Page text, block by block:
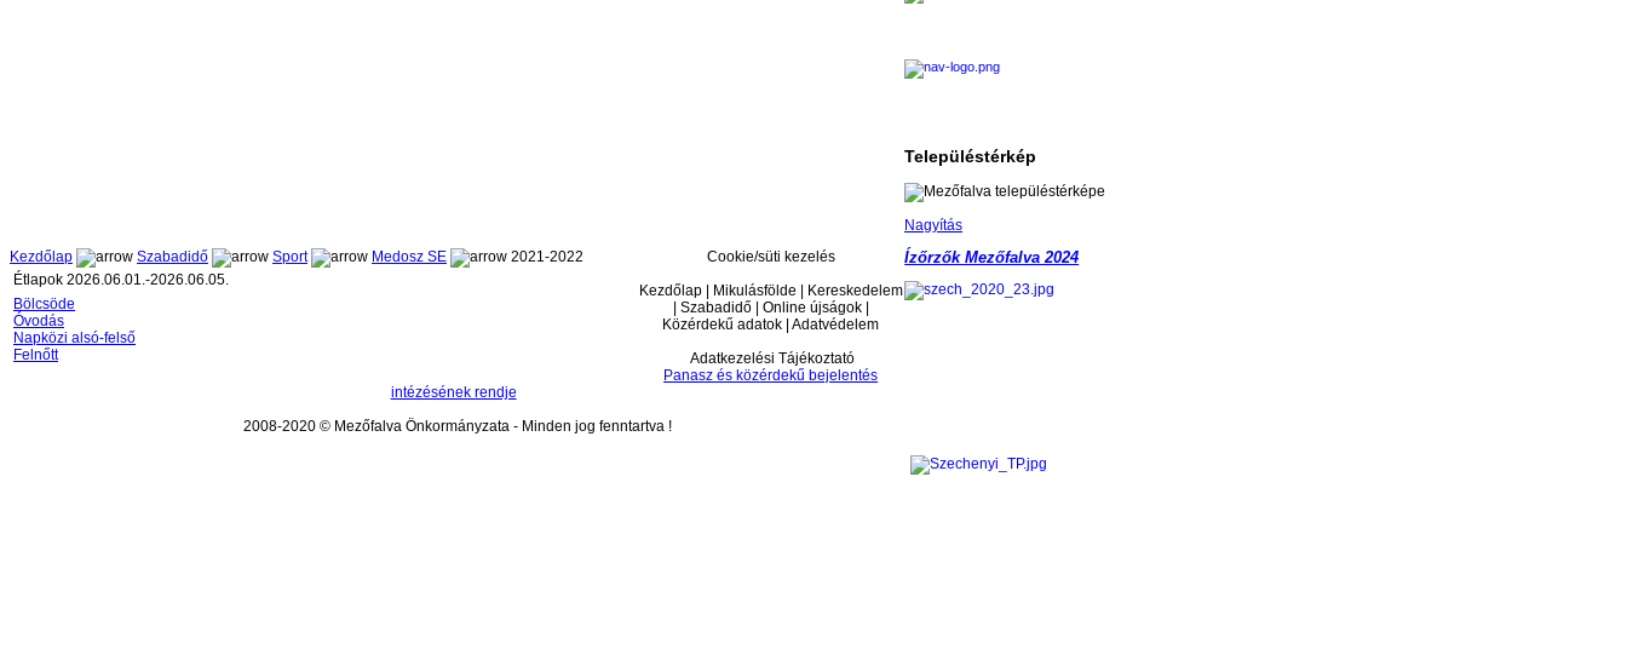
Településtérkép
Nagyítás
Kezdőlap
Szabadidő Sport Medosz SE
2021-2022
Étlapok 2026.06.01.-2026.06.05.
Bölcsöde
Óvodás
Napközi alsó-felső
Felnőtt
Ízőrzők Mezőfalva 2024
Cookie/süti kezelés
Kezdőlap | Mikulásfölde | Kereskedelem
| Szabadidő | Online újságok |
Közérdekű adatok | Adatvédelem
Adatkezelési Tájékoztató
Panasz és közérdekű bejelentés
intézésének rendje
2008-2020 © Mezőfalva Önkormányzata - Minden jog fenntartva !